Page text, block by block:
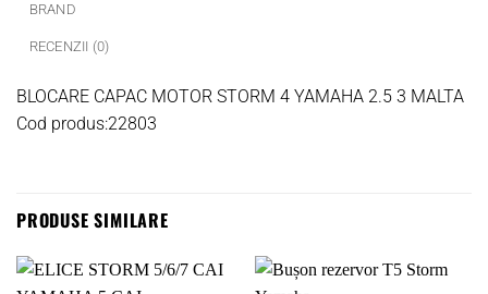
BRAND
RECENZII (0)
BLOCARE CAPAC MOTOR STORM 4 YAMAHA 2.5 3 MALTA
Cod produs:22803
PRODUSE SIMILARE